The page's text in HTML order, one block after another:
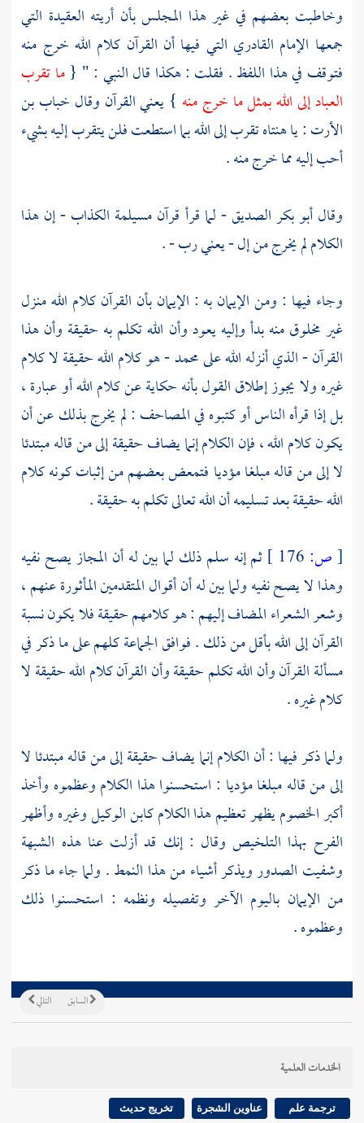
وخاطبت بعضهم في غير هذا المجلس بأن أريته العقيدة التي
جمعها الإمام القادري التي فيها أن القرآن كلام الله خرج منه
فتوقف في هذا اللفظ . فقلت : هكذا قال النبي : " {ما تقرب
العباد إلى الله بمثل ما خرج منه } يعني القرآن وقال خباب بن
الأرت: يا هنتاه تقرب إلى الله بما استطعت فلن يتقرب إليه بشيء
أحب إليه مما خرج منه .
وقالأبو بكر الصديق- لما قرأ قرآنمسيلمة الكذاب- إن هذا
الكلام لم يخرج من إل - يعني رب - .
وجاء فيها : ومن الإيمان به : الإيمان بأن القرآن كلام الله منزل
غير مخلوق منه بدأ وإليه يعود وأن الله تكلم به حقيقة وأن هذا
القرآن - الذي أنزله الله علىمحمد- هو كلام الله حقيقة لا كلام
غيره ولا يجوز إطلاق القول بأنه حكاية عن كلام الله أو عبارة ،
بل إذا قرأه الناس أو كتبوه في المصاحف : لم يخرج بذلك عن أن
يكون كلام الله ، فإن الكلام إنما يضاف حقيقة إلى من قاله مبتدئا
لا إلى من قاله مبلغا مؤديا فتمعض بعضهم من إثبات كونه كلام
الله حقيقة بعد تسليمه أن الله تعالى تكلم به حقيقة .
[ص:
ثم إنه سلم ذلك لما بين له أن المجاز يصح نفيه
وهذا لا يصح نفيه ولما بين له أن أقوال المتقدمين المأثورة عنهم ،
وشعر الشعراء المضاف إليهم : هو كلامهم حقيقة فلا يكون نسبة
القرآن إلى الله بأقل من ذلك . فوافق الجماعة كلهم على ما ذكر في
مسألة القرآن وأن الله تكلم حقيقة وأن القرآن كلام الله حقيقة لا
كلام غيره .
ولما ذكر فيها : أن الكلام إنما يضاف حقيقة إلى من قاله مبتدئا لا
إلى من قاله مبلغا مؤديا : استحسنوا هذا الكلام وعظموه وأخذ
أكبر الخصوم يظهر تعظيم هذا الكلامكابن الوكيلوغيره وأظهر
الفرح بهذا التلخيص وقال : إنك قد أزلت عنا هذه الشبهة
وشفيت الصدور ويذكر أشياء من هذا النمط . ولما جاء ما ذكر
من الإيمان باليوم الآخر وتفصيله ونظمه : استحسنوا ذلك
وعظموه .
التالي السابق
الخدمات العلمية
ترجمة علم عناوين الشجرة تخريج حديث